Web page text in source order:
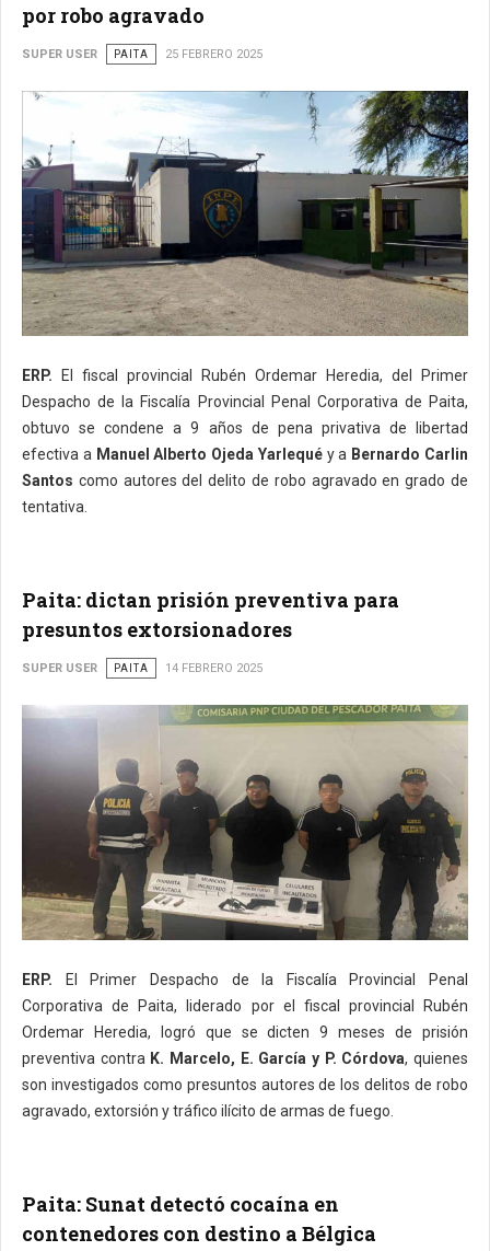
por robo agravado
SUPER USER PAITA 25 FEBRERO 2025
ERP. El fiscal provincial Rubén Ordemar Heredia, del Primer
Despacho de la Fiscalía Provincial Penal Corporativa de Paita,
obtuvo se condene a 9 años de pena privativa de libertad
efectiva a Manuel Alberto Ojeda Yarlequéy a Bernardo Carlin
Santos como autores del delito de robo agravado en grado de
tentativa.
Paita: dictan prisión preventiva para
presuntos extorsionadores
SUPER USER PAITA 14 FEBRERO 2025
ERP. El Primer Despacho de la Fiscalía Provincial Penal
Corporativa de Paita, liderado por el fiscal provincial Rubén
Ordemar Heredia, logró que se dicten 9 meses de prisión
preventiva contra K. Marcelo, E. García y P. Córdova, quienes
son investigados como presuntos autores de los delitos de robo
agravado, extorsión y tráfico ilícito de armas de fuego.
Paita: Sunat detectó cocaína en
contenedores con destino a Bélgica